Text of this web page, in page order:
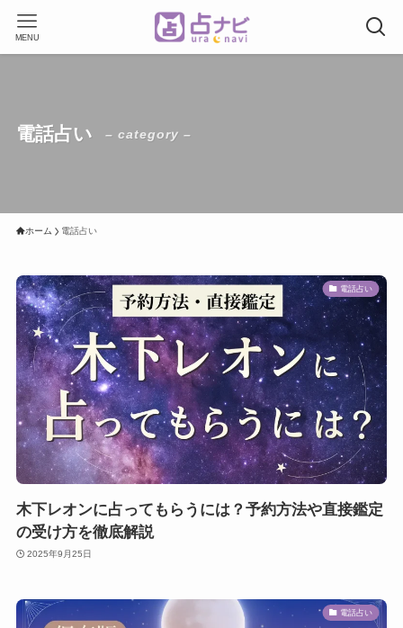
MENU
電話占い – category –
ホーム 電話占い
電話占い
木下レオンに占ってもらうには？予約方法や直接鑑定
の受け方を徹底解説
2025年9月25日
電話占い